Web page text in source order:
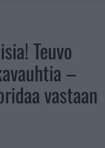
Teuvo
–
vastaan